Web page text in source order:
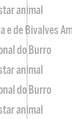
animal
e de Bivalves
do Burro
animal
do Burro
animal